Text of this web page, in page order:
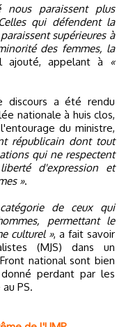
nous paraissent plus
qui défendent la
supérieures à
des femmes, la
ajouté, appelant à
«
discours a été rendu
nationale à huis clos,
du ministre,
républicain dont tout
qui ne respectent
d'expression et
».
de ceux qui
permettant le
culturel », a fait savoir
(MJS) dans un
national sont bien
perdant par les
PS.